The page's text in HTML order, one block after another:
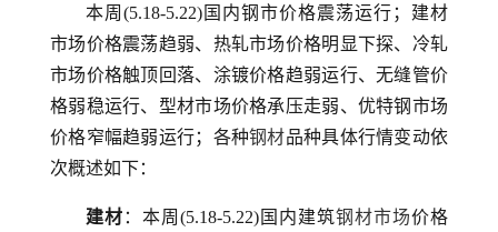
本周(5.18-5.22)国内钢市价格震荡运行；建材
市场价格震荡趋弱、热轧市场价格明显下探、冷轧
市场价格触顶回落、涂镀价格趋弱运行、无缝管价
格弱稳运行、型材市场价格承压走弱、优特钢市场
价格窄幅趋弱运行；各种钢材品种具体行情变动依
次概述如下：
建材 ：本周(5.18-5.22)国内建筑钢材市场价格